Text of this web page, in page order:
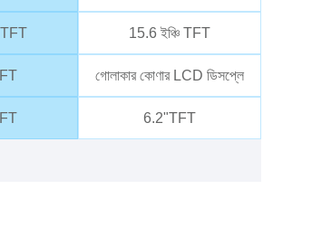
TFT 15.6 ইঞ্চি TFT
গোলাকার কোণার LCD ডিসপ্লে
6.2"TFT